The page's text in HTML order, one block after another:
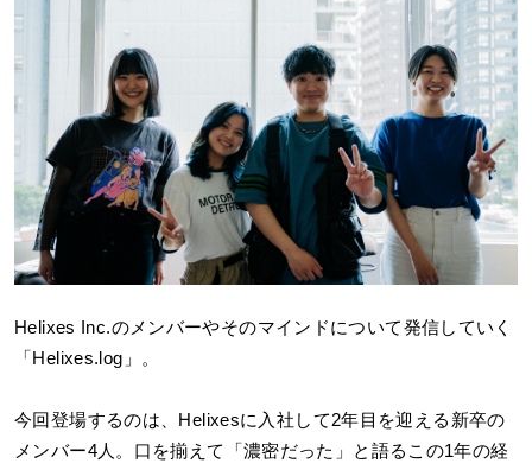
Helixes Inc.のメンバーやそのマインドについて発信していく
「Helixes.log」。
今回登場するのは、Helixesに入社して2年目を迎える新卒の
メンバー4人。口を揃えて「濃密だった」と語るこの1年の経